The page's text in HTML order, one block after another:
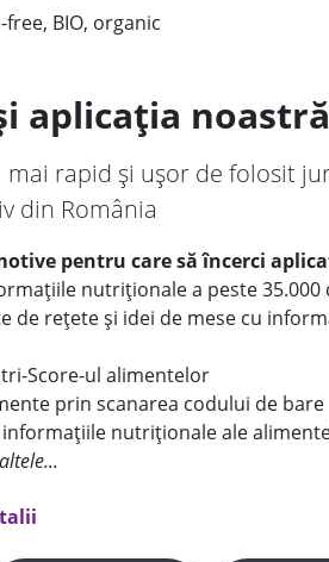
BIO, organic
aplicația
mai rapid și ușor de folosit
din România
pentru care să încerci
nutriționale a peste
de rețete și idei de mese cu
Score-ul alimentelor
prin scanarea codului de bare
nutriționale ale